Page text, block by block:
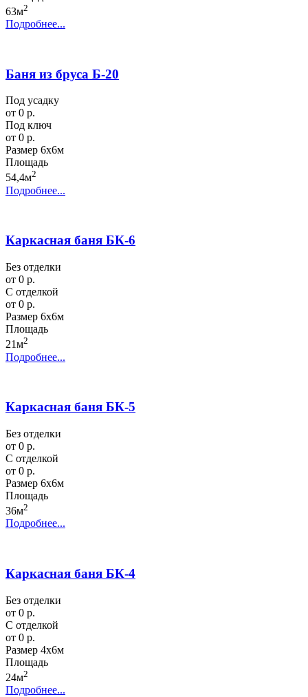
63м2
Подробнее...
Баня из бруса Б-20
Под усадку
от 0 р.
Под ключ
от 0 р.
Размер 6х6м
Площадь
54,4м2
Подробнее...
Каркасная баня БК-6
Без отделки
от 0 р.
С отделкой
от 0 р.
Размер 6х6м
Площадь
21м2
Подробнее...
Каркасная баня БК-5
Без отделки
от 0 р.
С отделкой
от 0 р.
Размер 6х6м
Площадь
36м2
Подробнее...
Каркасная баня БК-4
Без отделки
от 0 р.
С отделкой
от 0 р.
Размер 4х6м
Площадь
24м2
Подробнее...